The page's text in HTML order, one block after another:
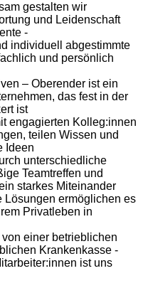
gestalten wir
und Leidenschaft
-
individuell abgestimmte
und persönlich
– Oberender ist ein
das fest in der
ist
engagierten Kolleg:innen
teilen Wissen und
Ideen
unterschiedliche
Teamtreffen und
starkes Miteinander
Lösungen ermöglichen es
Privatleben in
einer betrieblichen
Krankenkasse -
ist uns